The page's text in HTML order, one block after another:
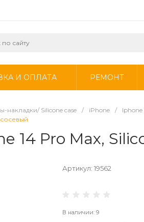
И ОПЛАТА РЕМОНТ
накладки/ Silicone case / iPhone / Iphone
14 Pro Max,
Артикул: 19562
В наличии: 9